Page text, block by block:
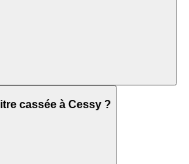
cassée à Cessy ?